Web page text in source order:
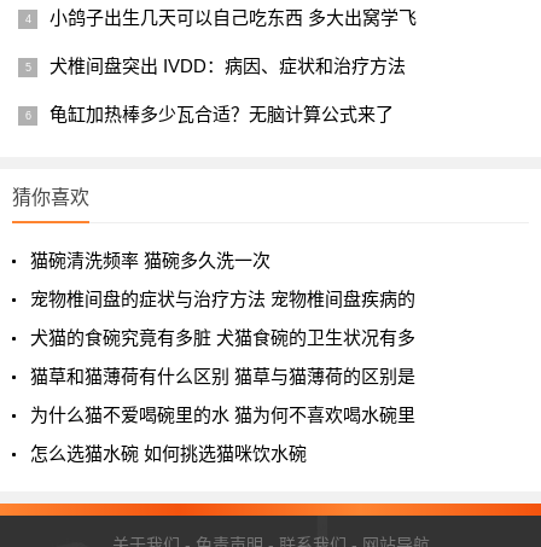
小鸽子出生几天可以自己吃东西 多大出窝学飞
犬椎间盘突出 IVDD：病因、症状和治疗方法
龟缸加热棒多少瓦合适？无脑计算公式来了
猜你喜欢
猫碗清洗频率 猫碗多久洗一次
宠物椎间盘的症状与治疗方法 宠物椎间盘疾病的
犬猫的食碗究竟有多脏 犬猫食碗的卫生状况有多
猫草和猫薄荷有什么区别 猫草与猫薄荷的区别是
为什么猫不爱喝碗里的水 猫为何不喜欢喝水碗里
怎么选猫水碗 如何挑选猫咪饮水碗